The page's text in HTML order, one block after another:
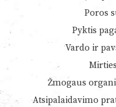
Poros
Pyktis
Vardo ir
Žmogaus
Atsipalaidavimo